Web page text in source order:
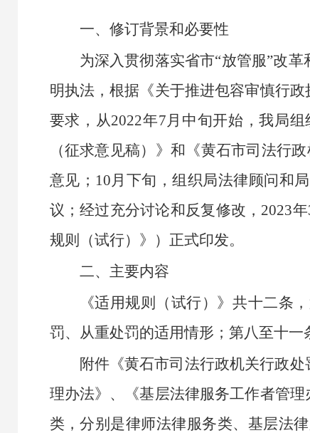
一、 修订背景和必要性
为深入贯彻落实省市“放管服”改革
明执法，根据《关于推进包容审慎行
要求 ， 从2022年7月中旬开始，我局
（征求意见稿）》和《黄石市司法行
意见； 10月下旬，组织局法律顾问和
议； 经过充分讨论和反复修改， 2023年
规则（试行）》）正式印发。
二、 主要内容
《适用规则 （试行）》共十二条，
罚、 从重处罚的适用情形 ；第八至十
附件《黄石市司法行政机关行政处
理办法》 、 《基层法律服务工作者管理
类 ，分别是律师法律服务类、 基层法